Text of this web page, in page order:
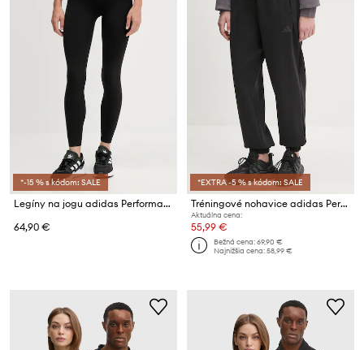
*-15 % s kódom: SALE
Legíny na jogu adidas Performance All Me
64,90 €
*EXTRA -5 % s kódom: SALE
Tréningové nohavice adidas Performance Designed for Training
Aktuálna cena:
55,99 €
Bežná cena:69,90 €
Najnižšia cena:58,99 €